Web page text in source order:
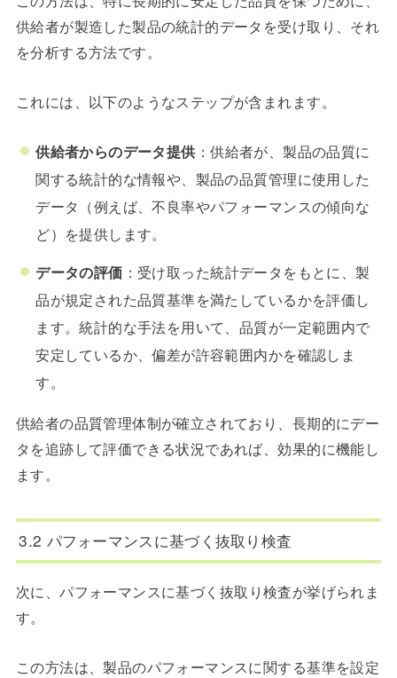
供給者が製造した製品の統計的データを受け取り、それ
を分析する方法です。
これには、以下のようなステップが含まれます。
供給者からのデータ提供 ：供給者が、製品の品質に
関する統計的な情報や、製品の品質管理に使用した
データ（例えば、不良率やパフォーマンスの傾向な
ど）を提供します。
データの評価 ：受け取った統計データをもとに、製
品が規定された品質基準を満たしているかを評価し
ます。統計的な手法を用いて、品質が一定範囲内で
安定しているか、偏差が許容範囲内かを確認しま
す。
供給者の品質管理体制が確立されており、長期的にデー
タを追跡して評価できる状況であれば、効果的に機能し
ます。
3.2 パフォーマンスに基づく抜取り検査
次に、パフォーマンスに基づく抜取り検査が挙げられま
す。
この方法は、製品のパフォーマンスに関する基準を設定